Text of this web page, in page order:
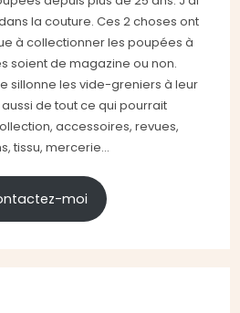
la couture. Ces 2 choses ont
à collectionner les poupées à
soient de magazine ou non.
sillonne les vide-greniers à leur
de tout ce qui pourrait
accessoires, revues,
tissu, mercerie...
moi